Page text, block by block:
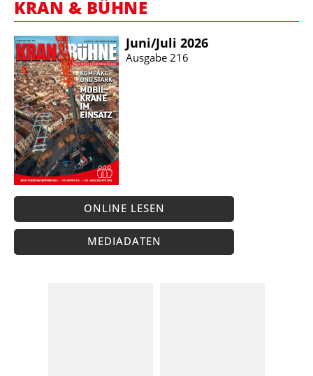
KRAN & BÜHNE
Juni/​Juli 2026
Ausgabe 216
ONLINE LESEN
MEDIADATEN